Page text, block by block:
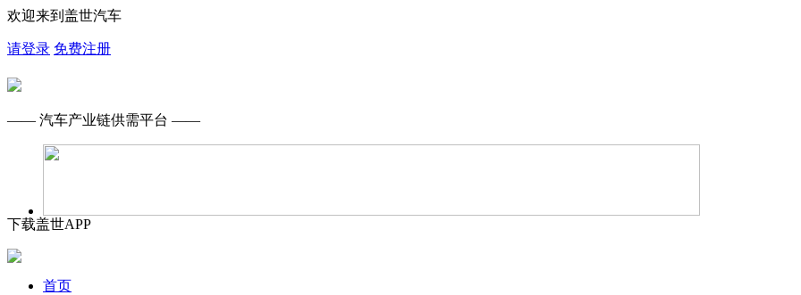
欢迎来到盖世汽车
请登录 免费注册
—— 汽车产业链供需平台 ——
下载盖世APP
首页